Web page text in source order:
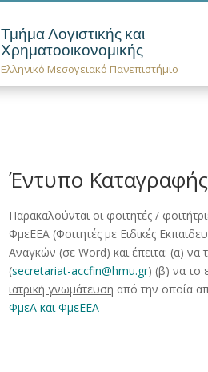
Τμήμα Λογιστικής και
Χρηματοοικονομικής
Ελληνικό Μεσογειακό Πανεπιστήμιο
Έντυπο
Παρακαλούνται οι φοιτητές /
ΦμεΕΕΑ (Φοιτητές με Ειδικές
Αναγκών (σε Word) και έπειτα: (α)
(secretariat-accfin@hmu.gr) (β) να το
ιατρική γνωμάτευση από την οποία
ΦμεΑ και ΦμεΕΕΑ